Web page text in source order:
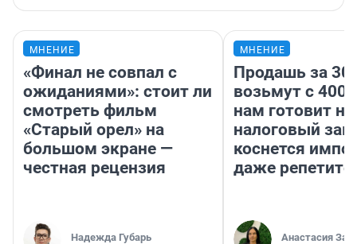
МНЕНИЕ
«Финал не совпал с
ожиданиями»: стоит ли
смотреть фильм
«Старый орел» на
большом экране —
честная рецензия
Надежда Губарь
МНЕНИЕ
Продашь за
возьмут с
нам готовит
налоговый
коснется
даже
Анастасия